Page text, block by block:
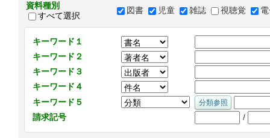
資料種別
すべて選択
図書 児童 雑誌 視聴覚
キーワード１
キーワード２
キーワード３
キーワード４
キーワード５
請求記号
/